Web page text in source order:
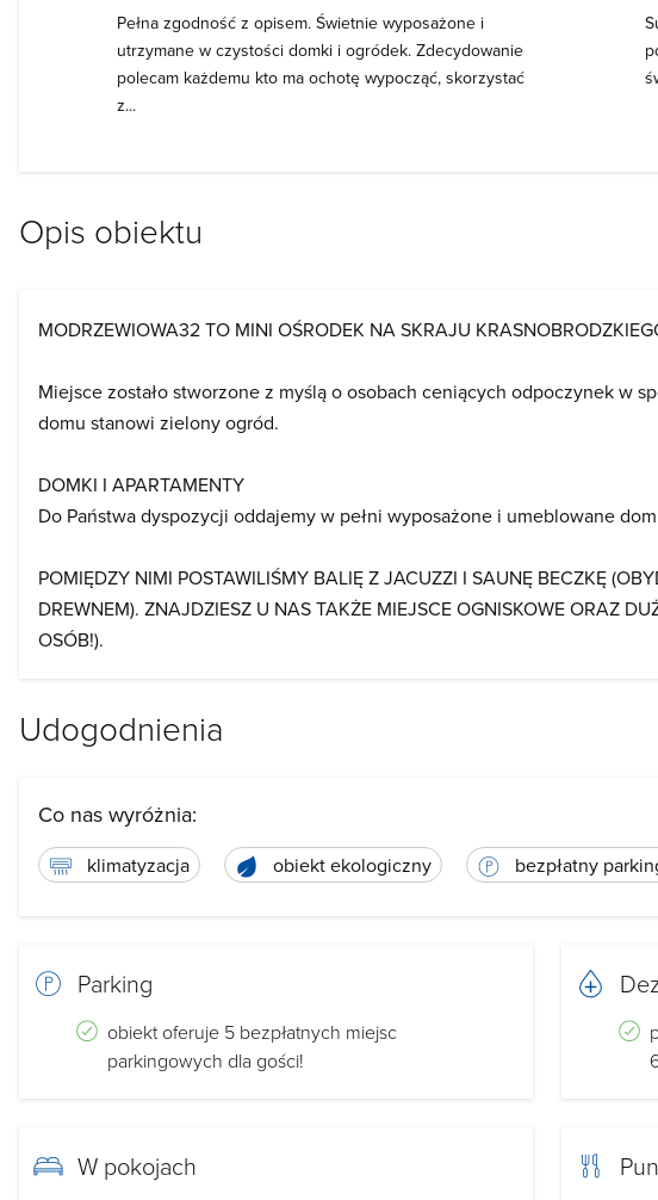
Pełna zgodność z opisem. Świetnie wyposażone i
utrzymane w czystości domki i ogródek. Zdecydowanie
polecam każdemu kto ma ochotę wypocząć, skorzystać
z...
Opis obiektu
MODRZEWIOWA32 TO MINI OŚRODEK NA SKRAJU
Miejsce zostało stworzone z myślą o osobach ceniących odpoczynek w
domu stanowi zielony ogród.
DOMKI I APARTAMENTY
Do Państwa dyspozycji oddajemy w pełni wyposażone i umeblowane
POMIĘDZY NIMI POSTAWILIŚMY BALIĘ Z JACUZZI I SAUNĘ BECZKĘ
DREWNEM). ZNAJDZIESZ U NAS TAKŻE MIEJSCE OGNISKOWE ORAZ
OSÓB!).
Udogodnienia
Co nas wyróżnia:
klimatyzacja obiekt ekologiczny bezpłatny
Parking
obiekt oferuje 5 bezpłatnych miejsc
parkingowych dla gości!
W pokojach